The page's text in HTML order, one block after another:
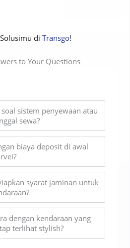
di Transgo!
to Your Questions
sistem penyewaan atau
sewa?
biaya deposit di awal
syarat jaminan untuk
dengan kendaraan yang
terlihat stylish?